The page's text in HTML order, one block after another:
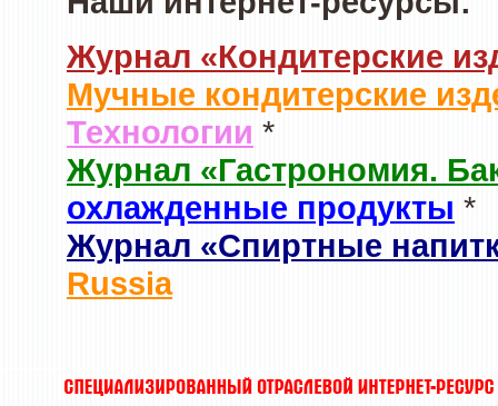
Журнал «Кондитерские
Мучные кондитерские
Технологии *
Журнал «Гастрономия.
охлажденные продукты *
Журнал «Спиртные
Russia